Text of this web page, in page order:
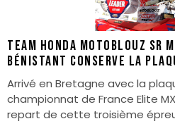
Team Honda Motoblouz
Bénistant conserve la
Arrivé en Bretagne avec la
championnat de France Elite
repart de cette troisième